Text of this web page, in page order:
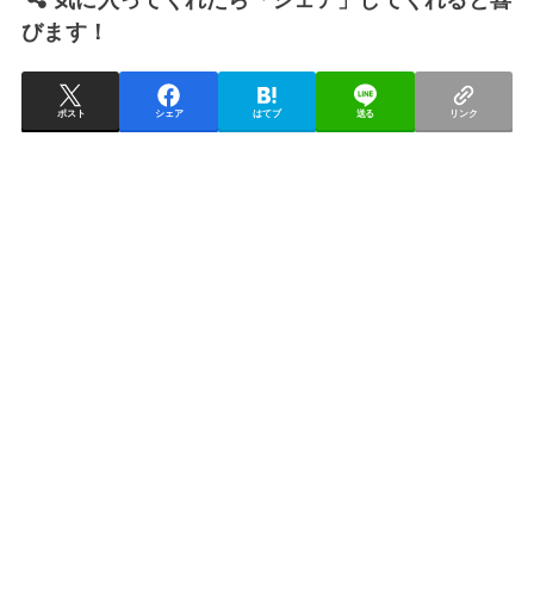
びます！
ポスト シェア はてブ 送る リンク